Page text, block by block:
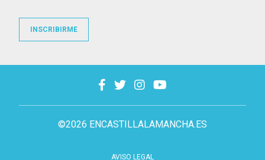
©2026 ENCASTILLALAMANCHA.ES
AVISO LEGAL
INSCRIBIRME